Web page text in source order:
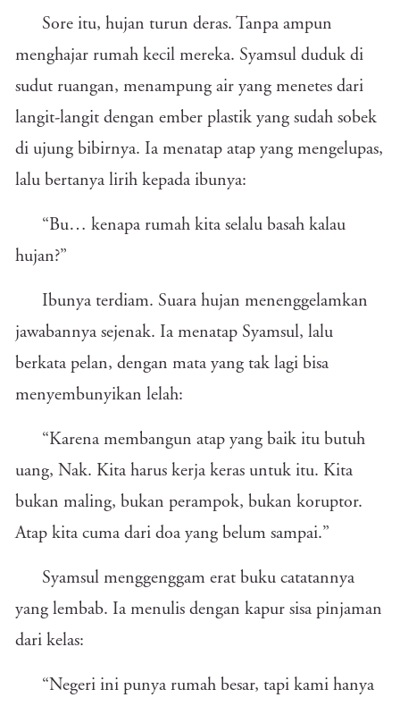
Sore itu, hujan turun deras. Tanpa ampun
menghajar rumah kecil mereka. Syamsul duduk di
sudut ruangan, menampung air yang menetes dari
langit-langit dengan ember plastik yang sudah sobek
di ujung bibirnya. Ia menatap atap yang mengelupas,
lalu bertanya lirih kepada ibunya:
“Bu… kenapa rumah kita selalu basah kalau
hujan?”
Ibunya terdiam. Suara hujan menenggelamkan
jawabannya sejenak. Ia menatap Syamsul, lalu
berkata pelan, dengan mata yang tak lagi bisa
menyembunyikan lelah:
“Karena membangun atap yang baik itu butuh
uang, Nak. Kita harus kerja keras untuk itu. Kita
bukan maling, bukan perampok, bukan koruptor.
Atap kita cuma dari doa yang belum sampai.”
Syamsul menggenggam erat buku catatannya
yang lembab. Ia menulis dengan kapur sisa pinjaman
dari kelas:
“Negeri ini punya rumah besar, tapi kami hanya